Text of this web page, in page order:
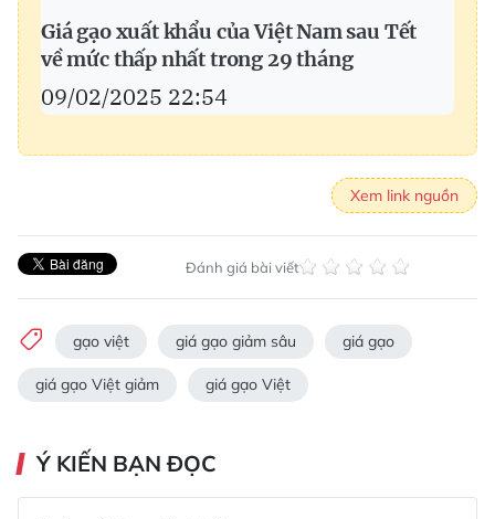
Giá gạo xuất khẩu của Việt Nam sau Tết
về mức thấp nhất trong 29 tháng
09/02/2025 22:54
Xem link nguồn
Đánh giá bài viết
gạo việt giá gạo giảm sâu giá gạo
giá gạo Việt giảm giá gạo Việt
Ý KIẾN BẠN ĐỌC